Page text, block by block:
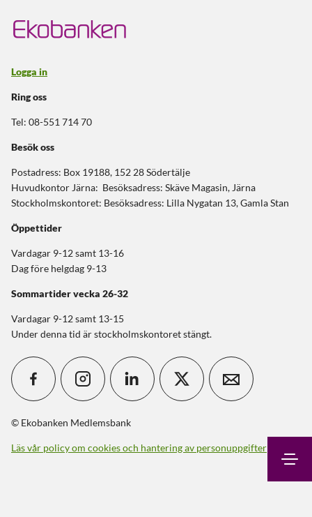
Logga in
Ring oss
Tel: 08-551 714 70
Besök oss
Postadress: Box 19188, 152 28 Södertälje
Huvudkontor Järna: Besöksadress: Skäve Magasin, Järna
Stockholmskontoret: Besöksadress: Lilla Nygatan 13, Gamla Stan
Öppettider
Vardagar 9-12 samt 13-16
Dag före helgdag 9-13
Sommartidervecka 26-32
Vardagar 9-12 samt 13-15
Under denna tid är stockholmskontoret stängt.
© Ekobanken Medlemsbank
Läs vår policy om cookies och hantering av personuppgifter